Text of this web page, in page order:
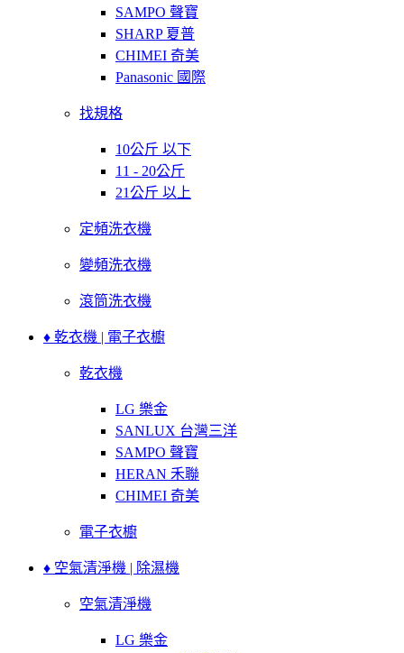
SAMPO 聲寶
SHARP 夏普
CHIMEI 奇美
Panasonic 國際
找規格
10公斤 以下
11 - 20公斤
21公斤 以上
定頻洗衣機
變頻洗衣機
滾筒洗衣機
♦ 乾衣機 | 電子衣櫥
乾衣機
LG 樂金
SANLUX 台灣三洋
SAMPO 聲寶
HERAN 禾聯
CHIMEI 奇美
電子衣櫥
♦ 空氣清淨機 | 除濕機
空氣清淨機
LG 樂金